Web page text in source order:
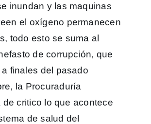
inundan y las maquinas
el oxígeno permanecen
todo esto se suma al
de corrupción, que
a finales del pasado
la Procuraduría
de critico lo que acontece
de salud del